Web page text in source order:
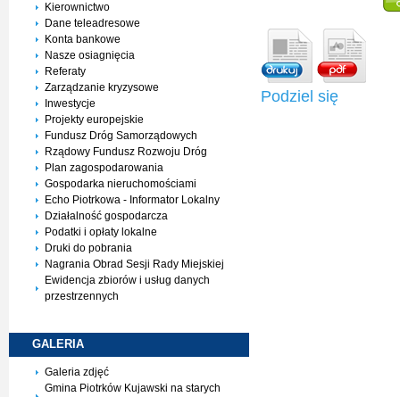
Kierownictwo
Dane teleadresowe
Konta bankowe
Nasze osiagnięcia
Referaty
Zarządzanie kryzysowe
Inwestycje
Projekty europejskie
Fundusz Dróg Samorządowych
Rządowy Fundusz Rozwoju Dróg
Plan zagospodarowania
Gospodarka nieruchomościami
Echo Piotrkowa - Informator Lokalny
Działalność gospodarcza
Podatki i opłaty lokalne
Druki do pobrania
Nagrania Obrad Sesji Rady Miejskiej
Ewidencja zbiorów i usług danych
przestrzennych
GALERIA
Galeria zdjęć
Gmina Piotrków Kujawski na starych
Podziel się